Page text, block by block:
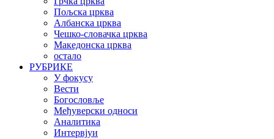
Пољска црква
Албанска црква
Чешко-словачка црква
Македонска црква
остало
РУБРИКЕ
У фокусу
Вести
Богословље
Међуверски односи
Аналитика
Интервјуи